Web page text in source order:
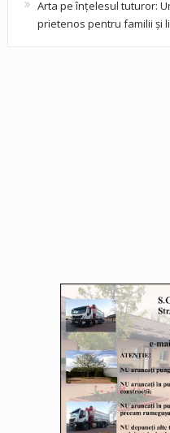
Arta pe înțelesul tuturor:
prietenos pentru familii și